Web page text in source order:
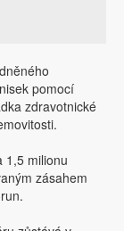
pomocí
zdravotnické
1,5 milionu
zásahem